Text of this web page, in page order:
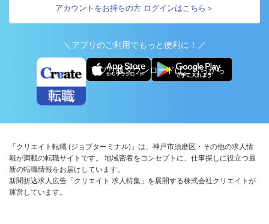
アカウントをお持ちの方 ログインはこちら＞
＼アプリのご利用でもっと便利に！／
アプリ版ダウンロードはこちらから
「クリエイト転職 (ジョブターミナル)」は、神戸市須磨区・その他の求人情
報が満載の転職サイトです。 地域密着をコンセプトに、仕事探しに役立つ最
新の転職情報をお届けしています。
新聞折込求人広告「クリエイト 求人特集」を展開する株式会社クリエイトが
運営しています。